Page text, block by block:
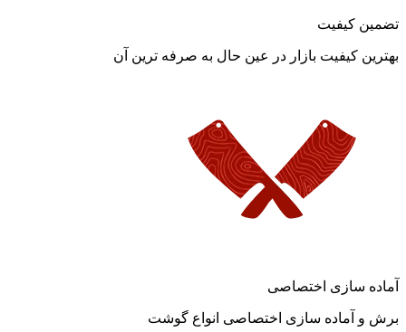
تضمین کیفیت
بهترین کیفیت بازار در عین حال به صرفه ترین آن
آماده سازی اختصاصی
برش و آماده سازی اختصاصی انواع گوشت